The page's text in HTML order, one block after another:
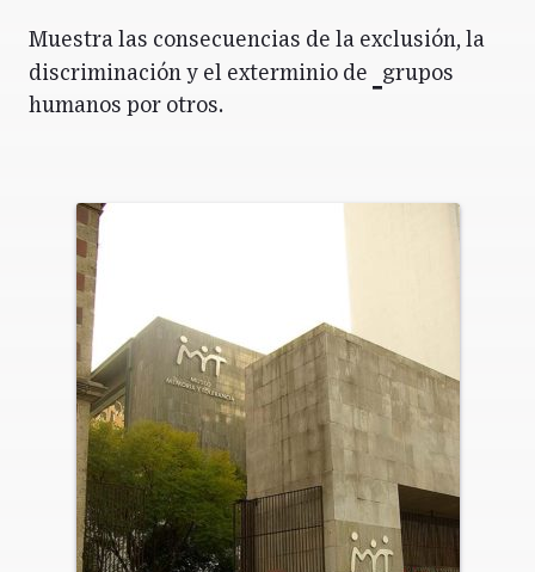
Muestra las consecuencias de la exclusión, la
discriminación y el exterminio de
grupos
humanos por otros.